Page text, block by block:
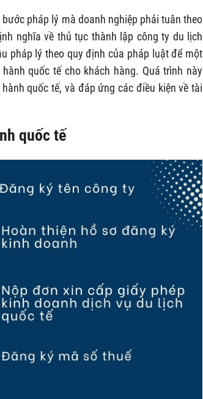
pháp lý mà doanh nghiệp phải tuân theo
nghĩa về thủ tục thành lập công ty du lịch
pháp lý theo quy định của pháp luật để một
quốc tế cho khách hàng. Quá trình này
quốc tế, và đáp ứng các điều kiện về tài
quốc tế